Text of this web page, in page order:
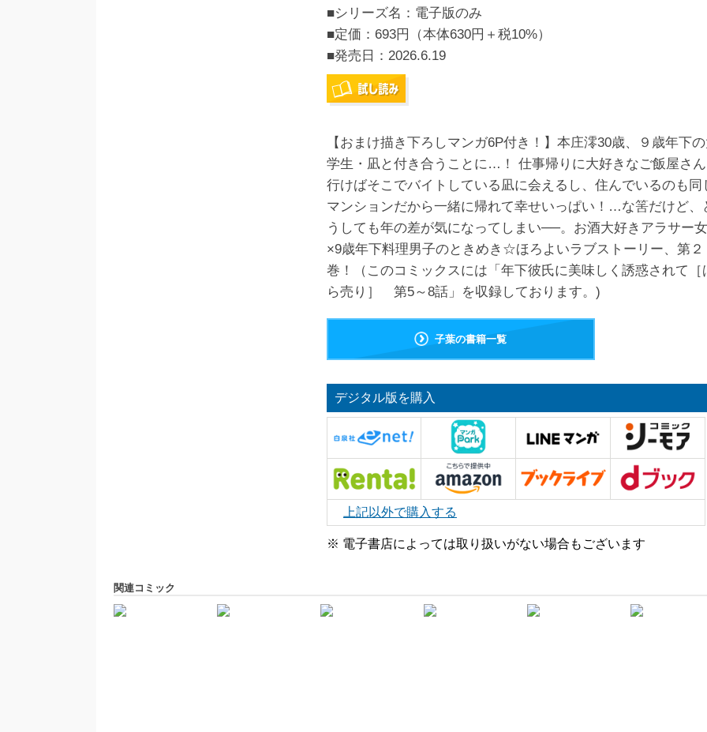
■シリーズ名：電子版のみ
■定価：693円（本体630円＋税10%）
■発売日： 2026.6.19
【おまけ描き下ろしマンガ6P付き！】本庄澪30歳、９歳年下
学生・凪と付き合うことに…！ 仕事帰りに大好きなご飯屋さ
行けばそこでバイトしている凪に会えるし、住んでいるのも同
マンションだから一緒に帰れて幸せいっぱい！…な筈だけど、
うしても年の差が気になってしまい──。お酒大好きアラサー
×9歳年下料理男子のときめき☆ほろよいラブストーリー、第２
巻！（このコミックスには「年下彼氏に美味しく誘惑されて［
ら売り］ 第5～8話」を収録しております。)
子葉の書籍一覧
デジタル版を購入
上記以外で購入する
※ 電子書店によっては取り扱いがない場合もございます
関連コミック